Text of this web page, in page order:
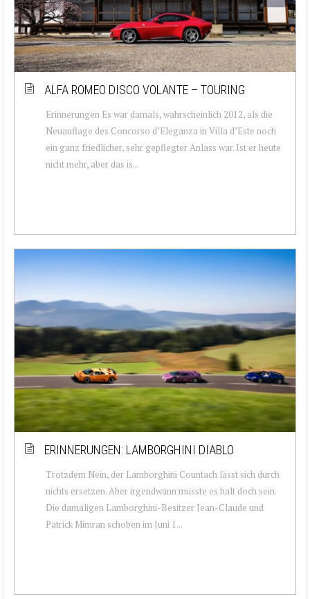
ALFA ROMEO DISCO VOLANTE – TOURING
Erinnerungen Es war damals, wahrscheinlich 2012, als die
Neuauflage des Concorso d’Eleganza in Villa d’Este noch
ein ganz friedlicher, sehr gepflegter Anlass war. Ist er heute
nicht mehr, aber das is...
ERINNERUNGEN: LAMBORGHINI DIABLO
Trotzdem Nein, der Lamborghini Countach lässt sich durch
nichts ersetzen. Aber irgendwann musste es halt doch sein.
Die damaligen Lamborghini-Besitzer Jean-Claude und
Patrick Mimran schoben im Juni 1...